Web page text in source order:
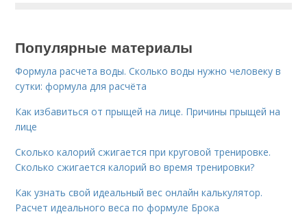
Популярные материалы
Формула расчета воды. Сколько воды нужно человеку в
сутки: формула для расчёта
Как избавиться от прыщей на лице. Причины прыщей на
лице
Сколько калорий сжигается при круговой тренировке.
Сколько сжигается калорий во время тренировки?
Как узнать свой идеальный вес онлайн калькулятор.
Расчет идеального веса по формуле Брока